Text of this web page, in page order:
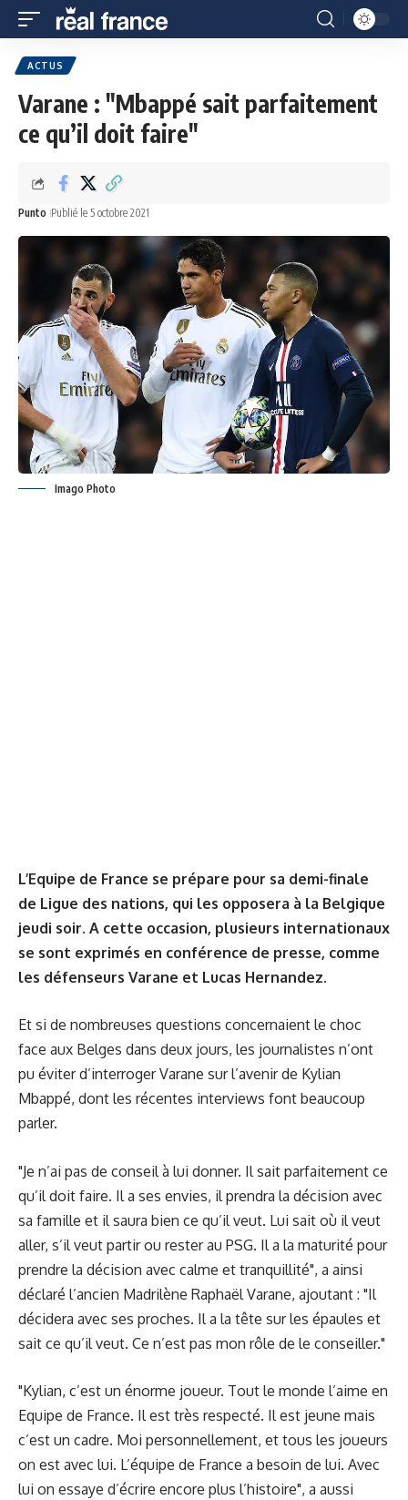
ACTUS
Varane : "Mbappé sait parfaitement
ce qu’il doit faire"
Punto Publié le 5 octobre 2021
Imago Photo
L’Equipe de France se prépare pour sa demi-finale
de Ligue des nations, qui les opposera à la Belgique
jeudi soir. A cette occasion, plusieurs internationaux
se sont exprimés en conférence de presse, comme
les défenseurs Varane et Lucas Hernandez.
Et si de nombreuses questions concernaient le choc
face aux Belges dans deux jours, les journalistes n’ont
pu éviter d’interroger Varane sur l’avenir de Kylian
Mbappé, dont les récentes interviews font beaucoup
parler.
"Je n’ai pas de conseil à lui donner. Il sait parfaitement ce
qu’il doit faire. Il a ses envies, il prendra la décision avec
sa famille et il saura bien ce qu’il veut. Lui sait où il veut
aller, s’il veut partir ou rester au PSG. Il a la maturité pour
prendre la décision avec calme et tranquillité", a ainsi
déclaré l’ancien Madrilène Raphaël Varane, ajoutant : "Il
décidera avec ses proches. Il a la tête sur les épaules et
sait ce qu’il veut. Ce n’est pas mon rôle de le conseiller."
"Kylian, c’est un énorme joueur. Tout le monde l’aime en
Equipe de France. Il est très respecté. Il est jeune mais
c’est un cadre. Moi personnellement, et tous les joueurs
on est avec lui. L’équipe de France a besoin de lui. Avec
lui on essaye d’écrire encore plus l’histoire", a aussi